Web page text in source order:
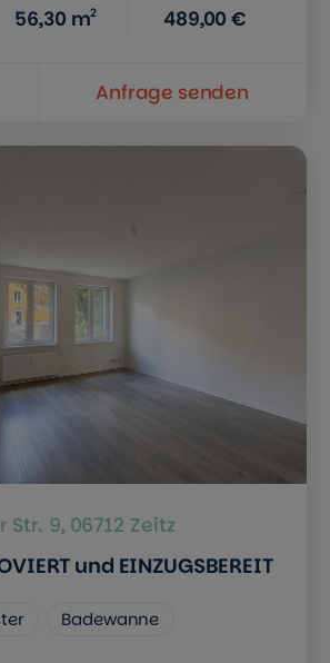
56,30 m2 489,00 €
Anfrage senden
Str. 9, 06712 Zeitz
und EINZUGSBEREIT
Badewanne